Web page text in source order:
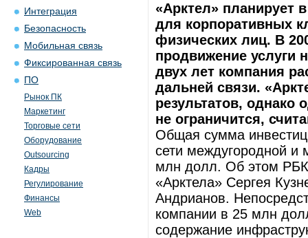
Интеграция
Безопасность
Мобильная связь
Фиксированная связь
ПО
Рынок ПК
Маркетинг
Торговые сети
Оборудование
Outsourcing
Кадры
Регулирование
Финансы
Web
«Арктел» планирует
для корпоративных
физических лиц. В
продвижение услуги
двух лет компания
дальней связи.
результатов, однако
не ограничится,
Общая сумма
сети междугородной
млн долл. Об этом РБК
«Арктела» Сергея
Андрианов.
компании в 25 млн
содержание